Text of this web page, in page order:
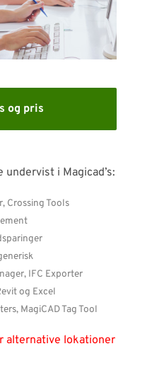
Deutschland
Nederland
og pris
i Magicad’s:
Crossing Tools
IFC Exporter
og Excel
MagiCAD Tag Tool
alternative lokationer